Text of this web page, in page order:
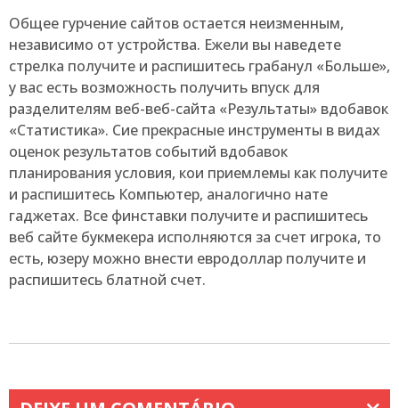
Общее гурчение сайтов остается неизменным,
независимо от устройства. Ежели вы наведете
стрелка получите и распишитесь грабанул «Больше»,
у вас есть возможность получить впуск для
разделителям веб-веб-сайта «Результаты» вдобавок
«Статистика». Сие прекрасные инструменты в видах
оценок результатов событий вдобавок
планирования условия, кои приемлемы как получите
и распишитесь Компьютер, аналогично нате
гаджетах. Все финставки получите и распишитесь
веб сайте букмекера исполняются за счет игрока, то
есть, юзеру можно внести евродоллар получите и
распишитесь блатной счет.